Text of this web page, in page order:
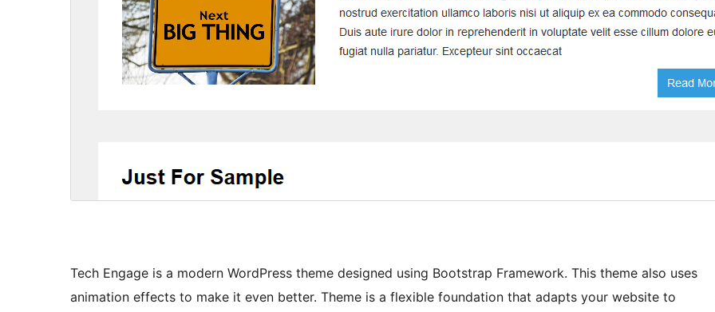
Tech Engage is a modern WordPress theme designed using Bootstrap Framework. This theme also uses
animation effects to make it even better. Theme is a flexible foundation that adapts your website to